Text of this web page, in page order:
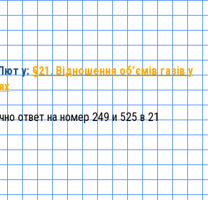
у: §21. Відношення об’ємів газів у
ответ на номер 249 и 525 в 21